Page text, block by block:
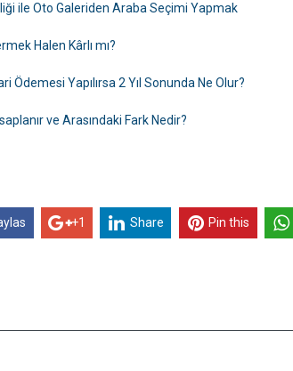
ile Oto Galeriden Araba Seçimi Yapmak
Halen Kârlı mı?
Ödemesi Yapılırsa 2 Yıl Sonunda Ne Olur?
ve Arasındaki Fark Nedir?
+1 Share Pin this